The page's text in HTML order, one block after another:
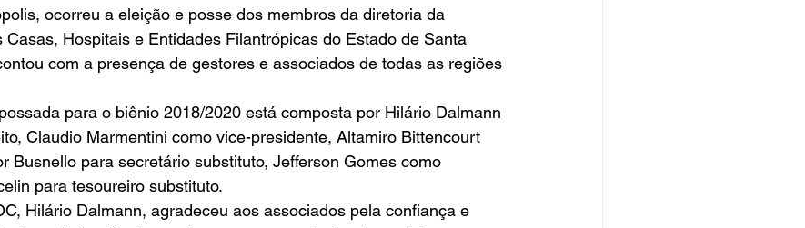
ocorreu a eleição e posse dos membros da diretoria da
Casas, Hospitais e Entidades Filantrópicas do Estado de Santa
com a presença de gestores e associados de todas as regiões
para o biênio 2018/2020 está composta por Hilário Dalmann
Claudio Marmentini como vice-presidente, Altamiro Bittencourt
Busnello para secretário substituto, Jefferson Gomes como
para tesoureiro substituto.
Hilário Dalmann, agradeceu aos associados pela confiança e